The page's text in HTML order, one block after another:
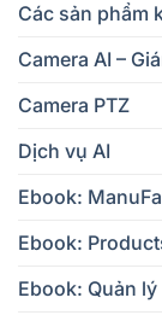
Các sản phẩm
Camera AI –
Camera PTZ
Dịch vụ AI
Ebook:
Ebook:
Ebook: Quản